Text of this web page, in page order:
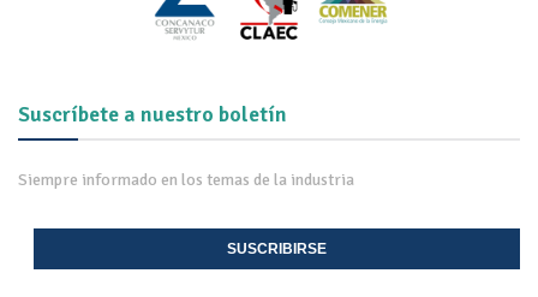
Suscríbete a nuestro boletín
Siempre informado en los temas de la industria
SUSCRIBIRSE